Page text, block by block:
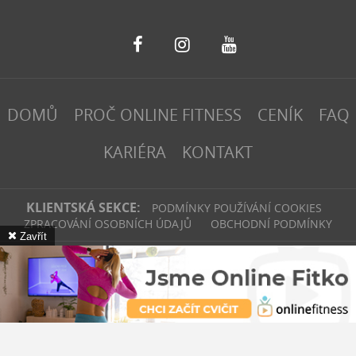
DOMŮ PROČ ONLINE FITNESS CENÍK
FAQ
KARIÉRA
KONTAKT
KLIENTSKÁ SEKCE:
PODMÍNKY POUŽÍVÁNÍ COOKIES
ZPRACOVÁNÍ OSOBNÍCH ÚDAJŮ
OBCHODNÍ PODMÍNKY
Webové stránky vytvořilo Poski.com.
Tvorba webových
stránekna míru.
Zavřít